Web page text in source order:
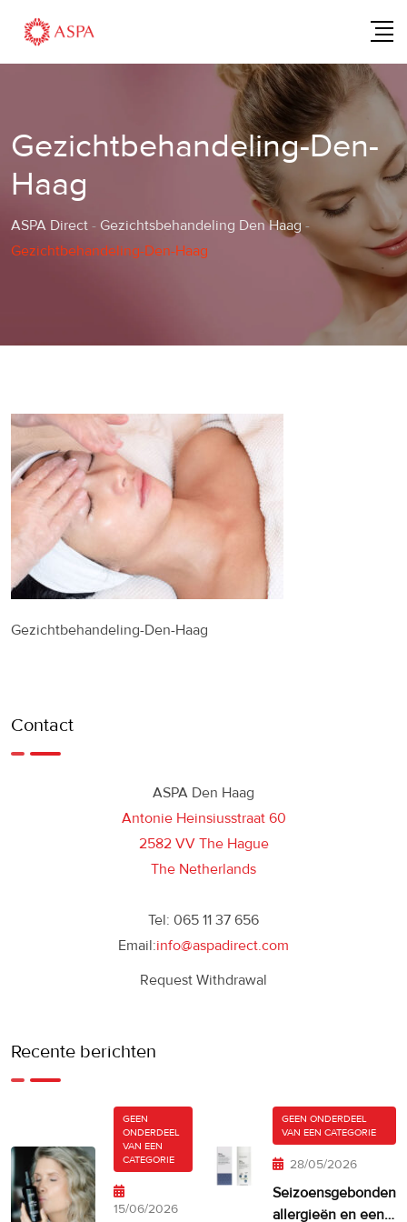
content
Gezichtbehandeling-Den-
Haag
ASPA Direct - Gezichtsbehandeling Den Haag -
Gezichtbehandeling-Den-Haag
Gezichtbehandeling-Den-Haag
Contact
ASPA Den Haag
Antonie Heinsiusstraat 60
2582 VV The Hague
The Netherlands
Tel: 065 11 37 656
Email:info@aspadirect.com
Request Withdrawal
Recente berichten
GEEN
ONDERDEEL
VAN EEN
CATEGORIE
15/06/2026
GEEN ONDERDEEL
VAN EEN CATEGORIE
28/05/2026
Seizoensgebonden
allergieën en een